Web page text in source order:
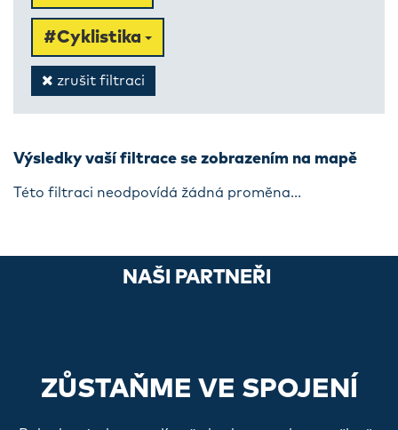
#Cyklistika
zrušit filtraci
Výsledky vaší filtrace se zobrazením na mapě
Této filtraci neodpovídá žádná proměna...
NAŠI PARTNEŘI
ZŮSTAŇME VE SPOJENÍ